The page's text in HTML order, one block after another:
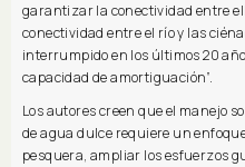
garantizar la conectividad entre
conectividad entre el río y las
interrumpido en los últimos 20
capacidad de amortiguación”.
Los autores creen que el manejo
de agua dulce requiere un
pesquera, ampliar los esfuerzos